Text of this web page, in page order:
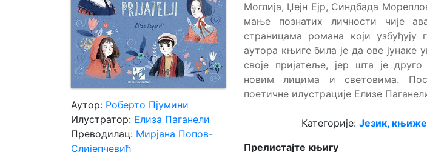
Аутор: Роберто Пјумини
Илустратор: Елиза Паганели
Преводилац: Мирјана Попов-
Слијепчевић
Моглија, Џејн Ејр, Синдбада
мање познатих личности чије
страницама романа који узбуђују
аутора књиге била је да ове
своје пријатеље, јер шта је
новим лицима и световима.
поетичне илустрације Елизе
Категорије: Језик,
Прелистајте књигу